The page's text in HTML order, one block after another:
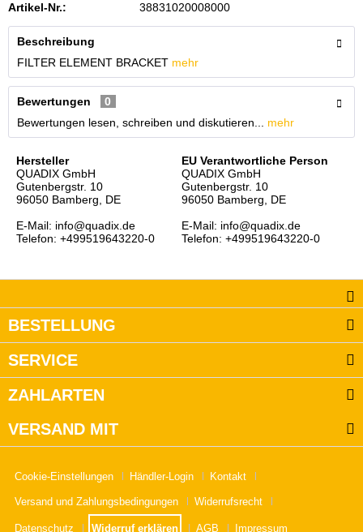
Artikel-Nr.: 38831020008000
Beschreibung
FILTER ELEMENT BRACKET mehr
Bewertungen
0
Bewertungen lesen, schreiben und diskutieren...
mehr
Hersteller
QUADIX GmbH
Gutenbergstr. 10
96050 Bamberg, DE
E-Mail: info@quadix.de
Telefon: +499519643220-0
EU Verantwortliche Person
QUADIX GmbH
Gutenbergstr. 10
96050 Bamberg, DE
E-Mail: info@quadix.de
Telefon: +499519643220-0
BESTELLUNG
SERVICE
ZAHLARTEN
VERSAND MIT
Cookie-Einstellungen Händler-Login Kontakt
Versand und Zahlungsbedingungen Widerrufsrecht
Datenschutz Widerruf erklären AGB Impressum